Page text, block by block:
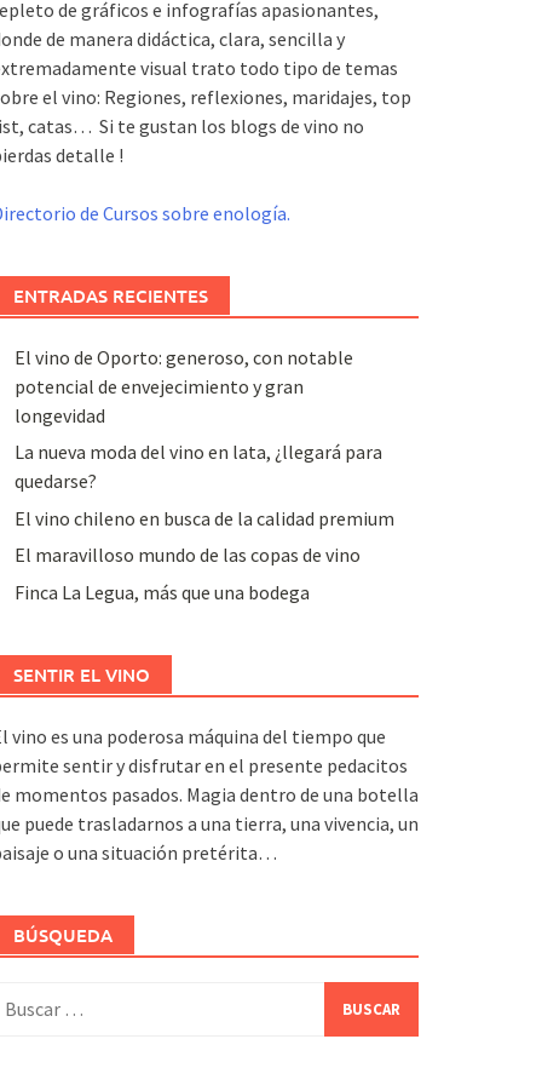
de gráficos e infografías apasionantes,
de manera didáctica, clara, sencilla y
visual trato todo tipo de temas
el vino: Regiones, reflexiones, maridajes, top
catas… Si te gustan los blogs de vino no
detalle !
de Cursos sobre enología.
ENTRADAS RECIENTES
El vino de Oporto: generoso, con notable
potencial de envejecimiento y gran
longevidad
La nueva moda del vino en lata, ¿llegará para
quedarse?
El vino chileno en busca de la calidad premium
El maravilloso mundo de las copas de vino
Finca La Legua, más que una bodega
SENTIR EL VINO
vino es una poderosa máquina del tiempo que
sentir y disfrutar en el presente pedacitos
momentos pasados. Magia dentro de una botella
puede trasladarnos a una tierra, una vivencia, un
o una situación pretérita…
BÚSQUEDA